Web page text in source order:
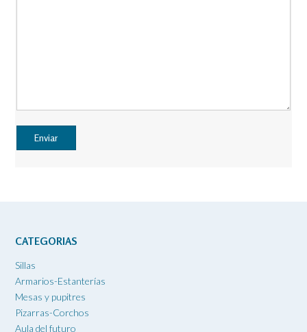
CATEGORIAS
Sillas
Armarios-Estanterías
Mesas y pupitres
Pizarras-Corchos
Aula del futuro